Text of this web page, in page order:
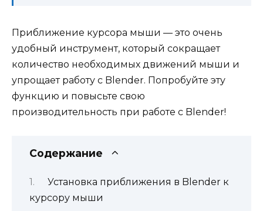
Приближение курсора мыши — это очень
удобный инструмент, который сокращает
количество необходимых движений мыши и
упрощает работу с Blender. Попробуйте эту
функцию и повысьте свою
производительность при работе с Blender!
Содержание
Установка приближения в Blender к
курсору мыши